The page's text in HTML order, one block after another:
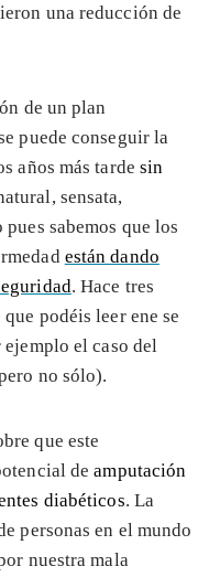
una reducción de
de un plan
puede conseguir la
años más tarde sin
sensata,
sabemos que los
están dando
. Hace tres
podéis leer ene se
el caso del
no sólo).
que este
deamputación
diabéticos. La
personas en el mundo
nuestra mala